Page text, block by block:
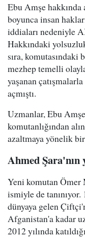
Ebu Amşe
boyunca insan
iddiaları nedeniyle
Hakkındaki
sıra,
mezhep temelli
yaşanan
açmıştı.
Uzmanlar, Ebu
komutanlığından
azaltmaya yönelik
Ahmed
Yeni komutan
ismiyle de
dünyaya gelen
Afganistan'a kadar
2012 yılında